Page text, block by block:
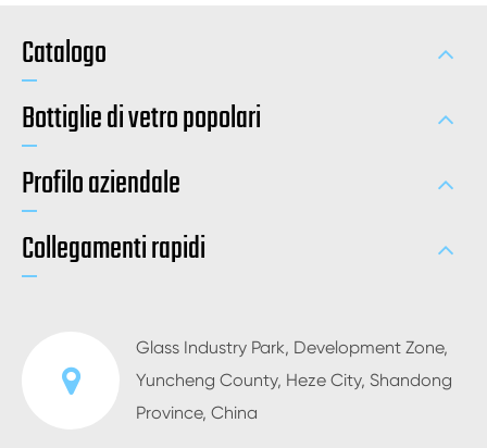
Catalogo
Bottiglie di vetro popolari
Profilo aziendale
Collegamenti rapidi
Glass Industry Park, Development Zone,
Yuncheng County, Heze City, Shandong
Province, China